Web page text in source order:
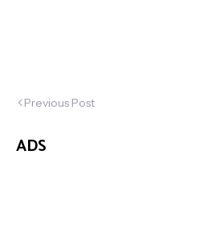
Previous Post
ADS